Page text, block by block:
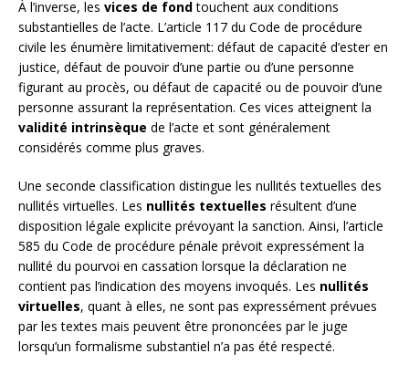
À l’inverse, les vices de fondtouchent aux conditions
substantielles de l’acte. L’article 117 du Code de procédure
civile les énumère limitativement: défaut de capacité d’ester en
justice, défaut de pouvoir d’une partie ou d’une personne
figurant au procès, ou défaut de capacité ou de pouvoir d’une
personne assurant la représentation. Ces vices atteignent la
validité intrinsèque de l’acte et sont généralement
considérés comme plus graves.
Une seconde classification distingue les nullités textuelles des
nullités virtuelles. Les nullités textuelles résultent d’une
disposition légale explicite prévoyant la sanction. Ainsi, l’article
585 du Code de procédure pénale prévoit expressément la
nullité du pourvoi en cassation lorsque la déclaration ne
contient pas l’indication des moyens invoqués. Les nullités
virtuelles, quant à elles, ne sont pas expressément prévues
par les textes mais peuvent être prononcées par le juge
lorsqu’un formalisme substantiel n’a pas été respecté.